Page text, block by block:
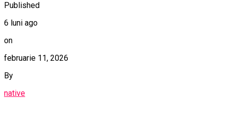
Published
6 luni ago
on
februarie 11, 2026
By
native